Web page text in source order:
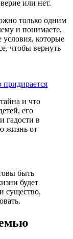
или нет.
только одним
и понимаете,
условия, которые
чтобы вернуть
и что
его
гадости в
жизнь от
быть
будет
существо,